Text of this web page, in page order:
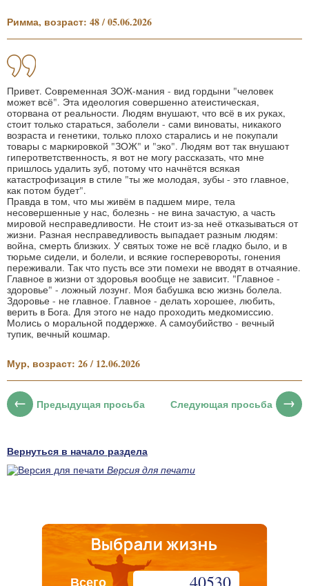
Римма, возраст: 48 / 05.06.2026
Привет. Современная ЗОЖ-мания - вид гордыни "человек
может всё". Эта идеология совершенно атеистическая,
оторвана от реальности. Людям внушают, что всё в их руках,
стоит только стараться, заболели - сами виноваты, никакого
возраста и генетики, только плохо старались и не покупали
товары с маркировкой "ЗОЖ" и "эко". Людям вот так внушают
гиперответственность, я вот не могу рассказать, что мне
пришлось удалить зуб, потому что начнётся всякая
катастрофизация в стиле "ты же молодая, зубы - это главное,
как потом будет".
Правда в том, что мы живём в падшем мире, тела
несовершенные у нас, болезнь - не вина зачастую, а часть
мировой несправедливости. Не стоит из-за неё отказываться от
жизни. Разная несправедливость выпадает разным людям:
война, смерть близких. У святых тоже не всё гладко было, и в
тюрьме сидели, и болели, и всякие госперевороты, гонения
переживали. Так что пусть все эти помехи не вводят в отчаяние.
Главное в жизни от здоровья вообще не зависит. "Главное -
здоровье" - ложный лозунг. Моя бабушка всю жизнь болела.
Здоровье - не главное. Главное - делать хорошее, любить,
верить в Бога. Для этого не надо проходить медкомиссию.
Молись о моральной поддержке. А самоубийство - вечный
тупик, вечный кошмар.
Мур, возраст: 26 / 12.06.2026
Предыдущая просьба Следующая просьба
Вернуться в начало раздела
Версия для печати
Всего